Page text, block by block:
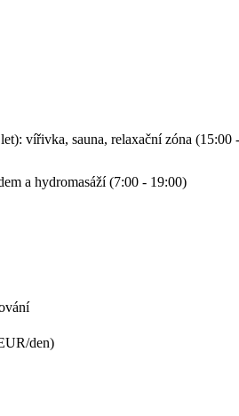
vířivka, sauna, relaxační zóna (15:00 -
a hydromasáží (7:00 - 19:00)
den)